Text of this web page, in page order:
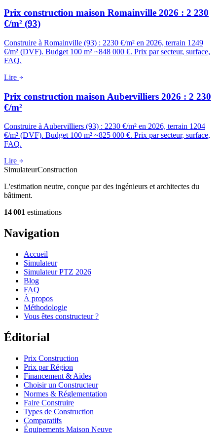
Prix construction maison Romainville 2026 : 2 230
€/m² (93)
Construire à Romainville (93) : 2230 €/m² en 2026, terrain 1249
€/m² (DVF). Budget 100 m² ~848 000 €. Prix par secteur, surface,
FAQ.
Lire
Prix construction maison Aubervilliers 2026 : 2 230
€/m²
Construire à Aubervilliers (93) : 2230 €/m² en 2026, terrain 1204
€/m² (DVF). Budget 100 m² ~825 000 €. Prix par secteur, surface,
FAQ.
Lire
SimulateurConstruction
L'estimation neutre, conçue par des ingénieurs et architectes du
bâtiment.
14 001 estimations
Navigation
Accueil
Simulateur
Simulateur PTZ 2026
Blog
FAQ
À propos
Méthodologie
Vous êtes constructeur ?
Éditorial
Prix Construction
Prix par Région
Financement & Aides
Choisir un Constructeur
Normes & Réglementation
Faire Construire
Types de Construction
Comparatifs
Équipements Maison Neuve